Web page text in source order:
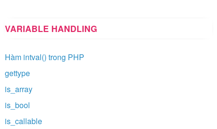
VARIABLE HANDLING
Hàm intval() trong PHP
gettype
is_array
is_bool
is_callable